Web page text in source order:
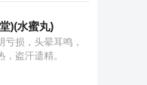
)(水蜜丸)
损，头晕耳鸣，
盗汗遗精。